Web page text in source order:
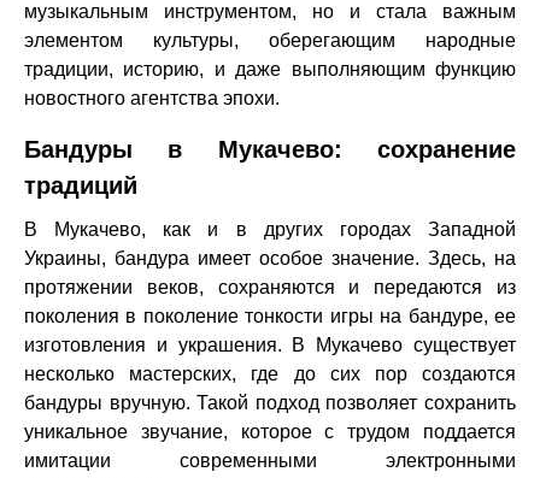
музыкальным инструментом, но и стала важным
элементом культуры, оберегающим народные
традиции, историю, и даже выполняющим функцию
новостного агентства эпохи.
Бандуры в Мукачево: сохранение
традиций
В Мукачево, как и в других городах Западной
Украины, бандура имеет особое значение. Здесь, на
протяжении веков, сохраняются и передаются из
поколения в поколение тонкости игры на бандуре, ее
изготовления и украшения. В Мукачево существует
несколько мастерских, где до сих пор создаются
бандуры вручную. Такой подход позволяет сохранить
уникальное звучание, которое с трудом поддается
имитации современными электронными